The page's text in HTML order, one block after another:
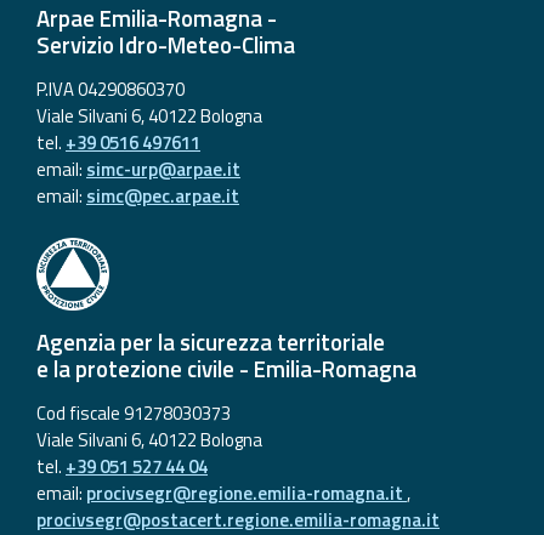
Guida per gli
sviluppatori
Il progetto
Allerta
Meteo
Romagna
Contatti
Arpae Emilia-Romagna -
Servizio Idro-Meteo-Clima
P.IVA 04290860370
Viale Silvani 6, 40122 Bologna
tel. +39 0516 497611
email: simc-urp@arpae.it
email: simc@pec.arpae.it
Agenzia per la sicurezza territoriale
e la protezione civile - Emilia-Romagna
Cod fiscale 91278030373
Viale Silvani 6, 40122 Bologna
tel. +39 051 527 44 04
email: procivsegr@regione.emilia-romagna.it,
procivsegr@postacert.regione.emilia-romagna.it